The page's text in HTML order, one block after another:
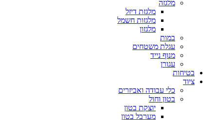
מלגזה
מלגזת דיזל
מלגזות חשמל
מלגזון
במות
עגלת משטחים
מנוף נייד
עגורן
בטיחות
ציוד
כלי עבודה ואביזרים
בטון וחול
יוצקת בטון
מערבל בטון